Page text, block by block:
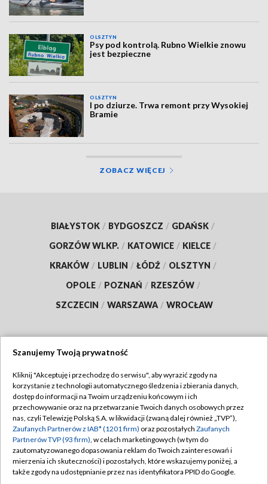
OLSZTYN
Psy pod kontrolą. Rubno Wielkie znowu
jest bezpieczne
OLSZTYN
I po dziurze. Trwa remont przy Wysokiej
Bramie
ZOBACZ WIĘCEJ
BIAŁYSTOK / BYDGOSZCZ / GDAŃSK /
GORZÓW WLKP. / KATOWICE / KIELCE /
KRAKÓW / LUBLIN / ŁÓDŹ / OLSZTYN /
OPOLE / POZNAŃ / RZESZÓW /
SZCZECIN / WARSZAWA / WROCŁAW
TVP
Abonament TVP
Emisja w TVP
Centrum informacji TVP
Naziemna Telewizja Cyfrowa
Regulamin TVP
Polityka prywatności
Moje zgody
Pomoc
Szanujemy Twoją prywatność
Kliknij "Akceptuję i przechodzę do serwisu", aby wyrazić zgody na
korzystanie z technologii automatycznego śledzenia i zbierania danych,
dostęp do informacji na Twoim urządzeniu końcowym i ich
przechowywanie oraz na przetwarzanie Twoich danych osobowych przez
nas, czyli Telewizję Polską S.A. w likwidacji (zwaną dalej również „TVP”),
Zaufanych Partnerów z IAB* (1201 firm) oraz pozostałych Zaufanych
Partnerów TVP (93 firm), w celach marketingowych (w tym do
zautomatyzowanego dopasowania reklam do Twoich zainteresowań i
mierzenia ich skuteczności) i pozostałych, które wskazujemy poniżej, a
także zgody na udostępnianie przez nas identyfikatora PPID do Google.